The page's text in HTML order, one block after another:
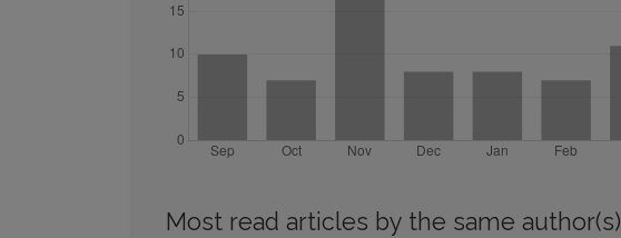
Most read articles by the same author(s)